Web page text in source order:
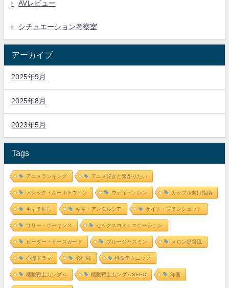
AVレビュー
シチュエーション考察室
アーカイブ
2025年9月
2025年8月
2023年5月
Tags
アニメランキング アニメ好きと繋がりたい
アレック・ボールドウィン ウディ・アレン カップル向け指南
キャラ推し ギギ・アンダルシア ケイト・ブランシェット
サリー・ホーキンス セックスコミュニケーション
ピーター・サースガード ブルージャスミン メロン提督流
心理ドラマ 心理戦 性愛テクニック
機動戦士ガンダム 機動戦士ガンダムSEED 洋画